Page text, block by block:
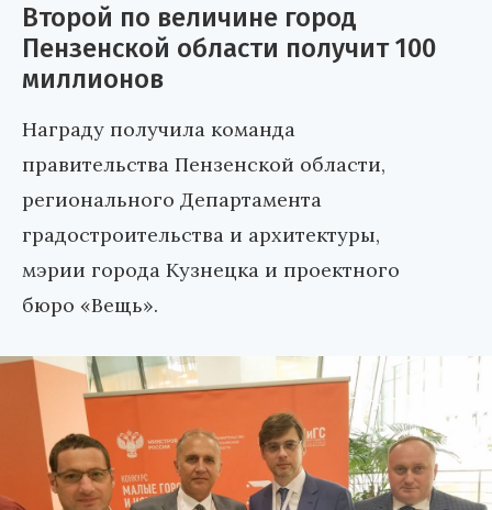
Второй по величине город
Пензенской области получит 100
миллионов
Награду получила команда
правительства Пензенской области,
регионального Департамента
градостроительства и архитектуры,
мэрии города Кузнецка и проектного
бюро «Вещь».